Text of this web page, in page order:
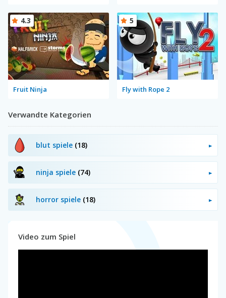
Fruit Ninja
4.3
Fly with Rope 2
5
Verwandte Kategorien
blut spiele (18)
ninja spiele (74)
horror spiele (18)
Video zum Spiel